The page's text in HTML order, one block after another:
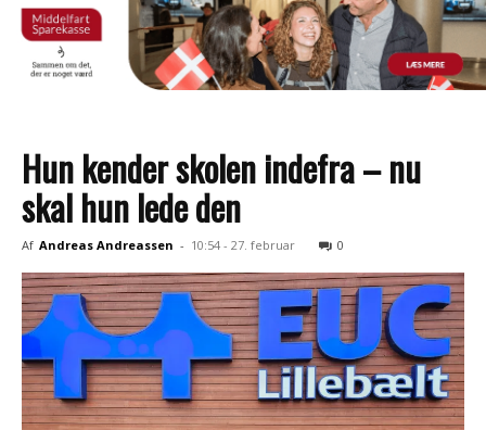
Hun kender skolen indefra – nu
skal hun lede den
Af Andreas Andreassen - 10:54 - 27. februar 0